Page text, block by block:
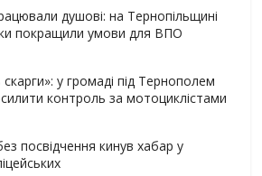
душові: на Тернопільщині
покращили умови для ВПО
у громаді під Тернополем
контроль за мотоциклістами
посвідчення кинув хабар у